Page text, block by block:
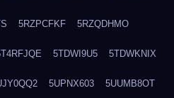
5RZPCFKF 5RZQDHMO
5TDWI9U5 5TDWKNIX
5UPNX603 5UUMB8OT